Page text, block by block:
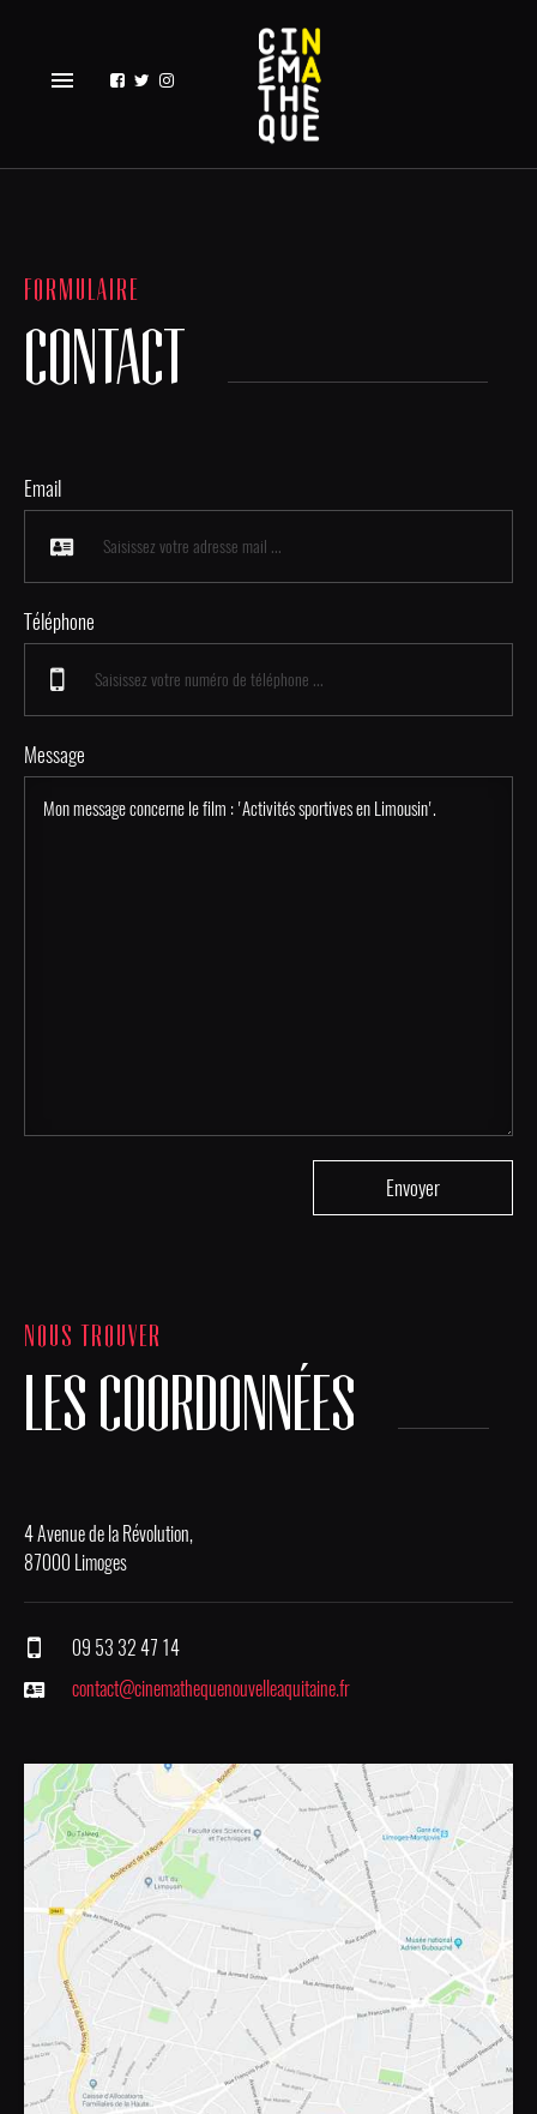
menu
FORMULAIRE
CONTACT
Email
Téléphone
Message
NOUS TROUVER
LES COORDONNÉES
4 Avenue de la Révolution,
87000 Limoges
09 53 32 47 14
contact@cinemathequenouvelleaquitaine.fr